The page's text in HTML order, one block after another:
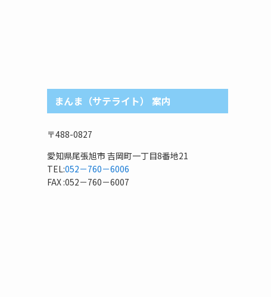
まんま（サテライト） 案内
〒488-0827
愛知県尾張旭市 吉岡町一丁目8番地21
TEL:052－760－6006
FAX :052－760－6007